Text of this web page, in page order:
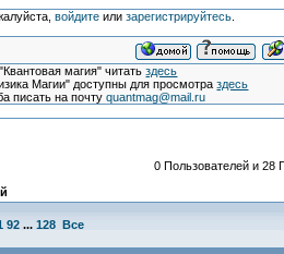
войдитеили зарегистрируйтесь.
магия" читатьздесь
Магии" доступны для просмотраздесь
писать на почтуquantmag@mail.ru
0 Пользователей и 28
92 ... 128 Все